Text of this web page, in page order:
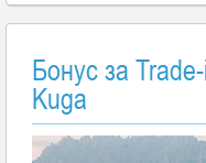
Бонус за Trade-in 50 000
Бонус за
Kuga